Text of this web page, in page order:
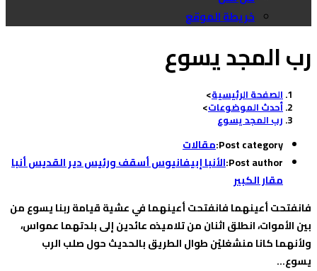
خريطة الموقع
رب المجد يسوع
الصفحة الرئيسية>
أحدث الموضوعات>
رب المجد يسوع
Post category:مقالات
Post author:الأنبا إبيفانيوس أسقف ورئيس دير القديس أنبا
مقار الكبير
فانفتحت أعينهما فانفتحت أعينهما في عشية قيامة ربنا يسوع من
بين الأموات، انطلق اثنان من تلاميذه عائدين إلى بلدتهما عمواس،
ولأنهما كانا منشغليْن طوال الطريق بالحديث حول صلب الرب
يسوع…